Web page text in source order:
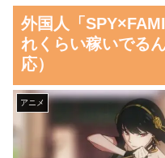
完全に見えてる動画が拡散
てしまう…
磁気嵐、地球由来のイオン
が観測！
舌を絡ませて、唾液交換し
── ちゅっちゅしながらの濃
外国人「
れくらい稼いでる
応）
アニメ